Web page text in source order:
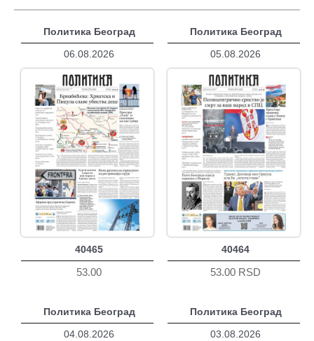
Политика Београд
06.08.2026
40465
53.00
Политика Београд
05.08.2026
40464
53.00 RSD
Политика Београд
04.08.2026
Политика Београд
03.08.2026